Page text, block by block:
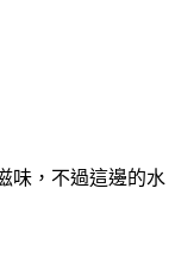
味，不過這邊的水